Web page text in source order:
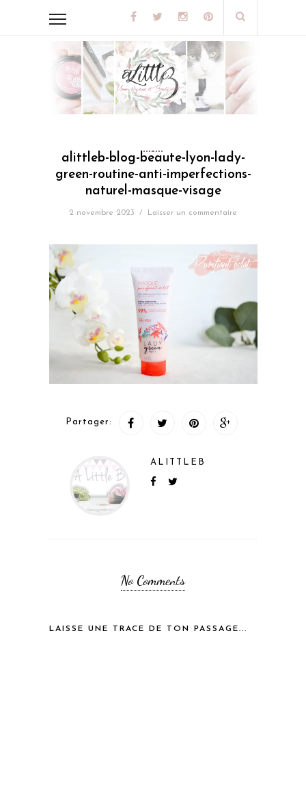
alittleb-blog-beaute-lyon-lady-
green-routine-anti-imperfections-
naturel-masque-visage
2 novembre 2023 / Laisser un commentaire
Partager:
ALITTLEB
No Comments
LAISSE UNE TRACE DE TON PASSAGE...